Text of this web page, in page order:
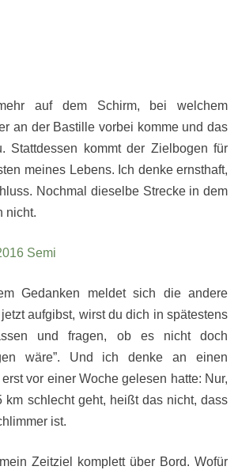
auf dem Schirm, bei welchem
an der Bastille vorbei komme und das
Stattdessen kommt der Zielbogen für
meines Lebens. Ich denke ernsthaft,
Nochmal dieselbe Strecke in dem
nicht.
Gedanken meldet sich die andere
aufgibst, wirst du dich in spätestens
und fragen, ob es nicht doch
wäre”. Und ich denke an einen
vor einer Woche gelesen hatte: Nur,
km schlecht geht, heißt das nicht, dass
ist.
Zeitziel komplett über Bord. Wofür